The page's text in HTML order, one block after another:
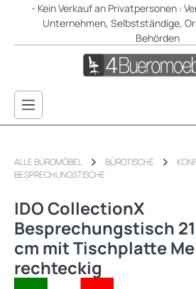
Zum Hauptinhalt springen
- Kein Verkauf an Privatpersonen :
Unternehmen, Selbstständige,
Behörden
ALLE BÜROMÖBEL BÜROTISCHE
BESPRECHUNGSTISCHE
IDO CollectionX
Besprechungstisch
cm mit Tischplatte
rechteckig